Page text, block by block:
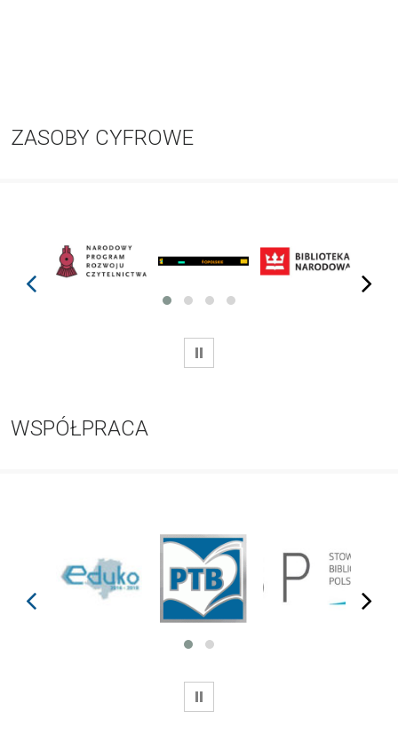
ZASOBY CYFROWE
prev next
WSTRZYMAJ
WSPÓŁPRACA
prev next
WSTRZYMAJ